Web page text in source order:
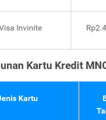
Invinite
Kartu Kredit
Kartu